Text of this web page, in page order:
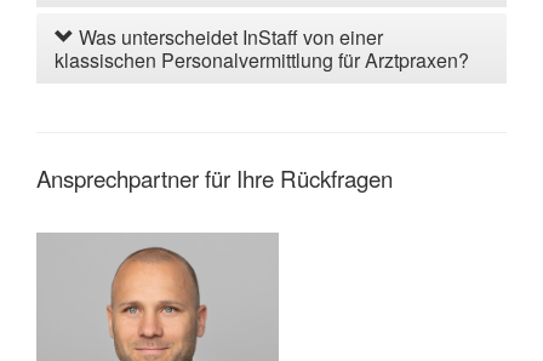
Was unterscheidet InStaff von einer
klassischen Personalvermittlung für Arztpraxen?
Ansprechpartner für Ihre Rückfragen